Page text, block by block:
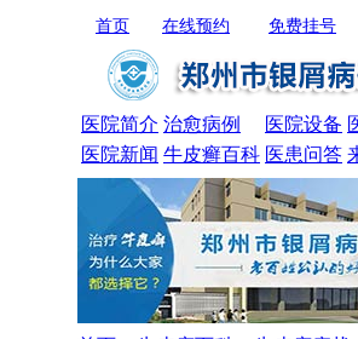
首页 免费挂号
在线预约
医院简介 治愈病例 医院设备
医院新闻 牛皮癣百科 医患问答